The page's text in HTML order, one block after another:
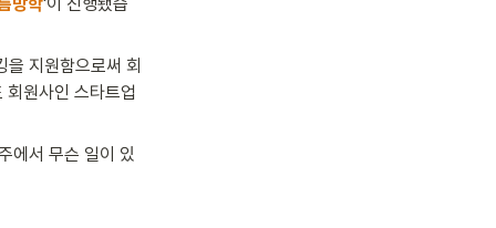
지원함으로써 회
원사인 스타트업
에서 무슨 일이 있